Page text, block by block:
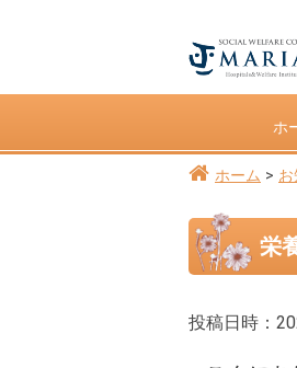
ホ
ホーム
栄
投稿日時：